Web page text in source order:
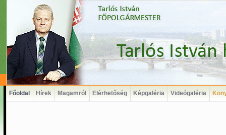
Főoldal Hírek Magamról Elérhetőség Képgaléria Videógaléria